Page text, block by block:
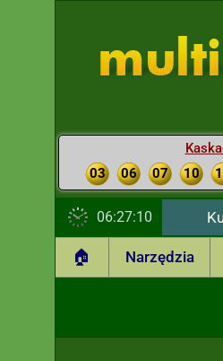
03
06 07 10
06:27:10
🏠 Narzędzia